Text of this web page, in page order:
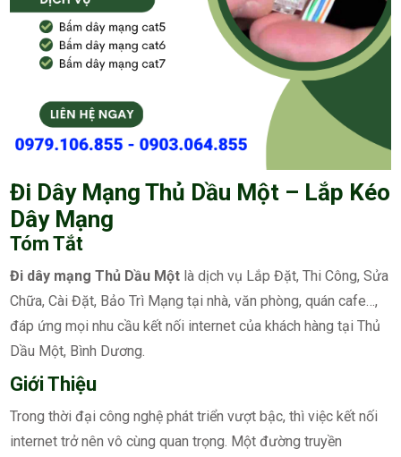
Đi Dây Mạng Thủ Dầu Một – Lắp Kéo
Dây Mạng
Tóm Tắt
Đi dây mạng Thủ Dầu Một là dịch vụ Lắp Đặt, Thi Công, Sửa
Chữa, Cài Đặt, Bảo Trì Mạng tại nhà, văn phòng, quán cafe…,
đáp ứng mọi nhu cầu kết nối internet của khách hàng tại Thủ
Dầu Một, Bình Dương.
Giới Thiệu
Trong thời đại công nghệ phát triển vượt bậc, thì việc kết nối
internet trở nên vô cùng quan trọng. Một đường truyền